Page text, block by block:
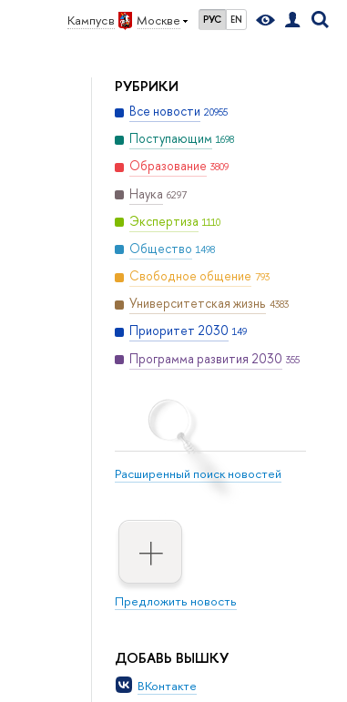
Кампус в Москве РУС EN
РУБРИКИ
Все новости 20955
Поступающим 1698
Образование 3809
Наука 6297
Экспертиза 1110
Общество 1498
Свободное общение 793
Университетская жизнь 4383
Приоритет 2030 149
Программа развития 2030 355
Расширенный поиск новостей
Предложить новость
ДОБАВЬ ВЫШКУ
ВКонтакте